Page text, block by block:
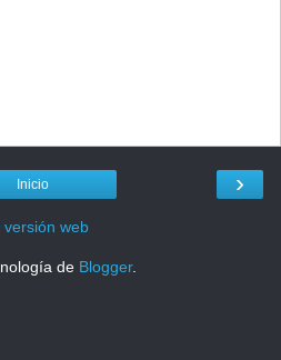
›
Inicio
versión web
de Blogger.